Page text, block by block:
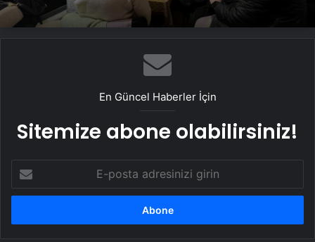
En Güncel Haberler İçin
Sitemize abone olabilirsiniz!
posta
adresinizi